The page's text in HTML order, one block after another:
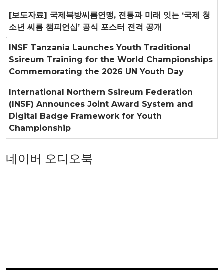
[보도자료] 국제북방씨름연맹, 전통과 미래 잇는 ‘국제 청
소년 씨름 챔피언십’ 공식 포스터 전격 공개
INSF Tanzania Launches Youth Traditional
Ssireum Training for the World Championships
Commemorating the 2026 UN Youth Day
International Northern Ssireum Federation
(INSF) Announces Joint Award System and
Digital Badge Framework for Youth
Championship
네이버 오디오북